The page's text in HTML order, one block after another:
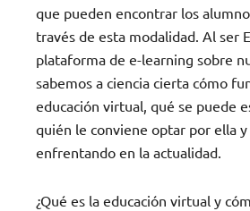
que pueden encontrar los
través de esta modalidad. Al ser
plataforma de e-learning sobre
sabemos a ciencia cierta cómo
educación virtual, qué se puede
quién le conviene optar por ella
enfrentando en la actualidad.
¿Qué es la educación virtual y